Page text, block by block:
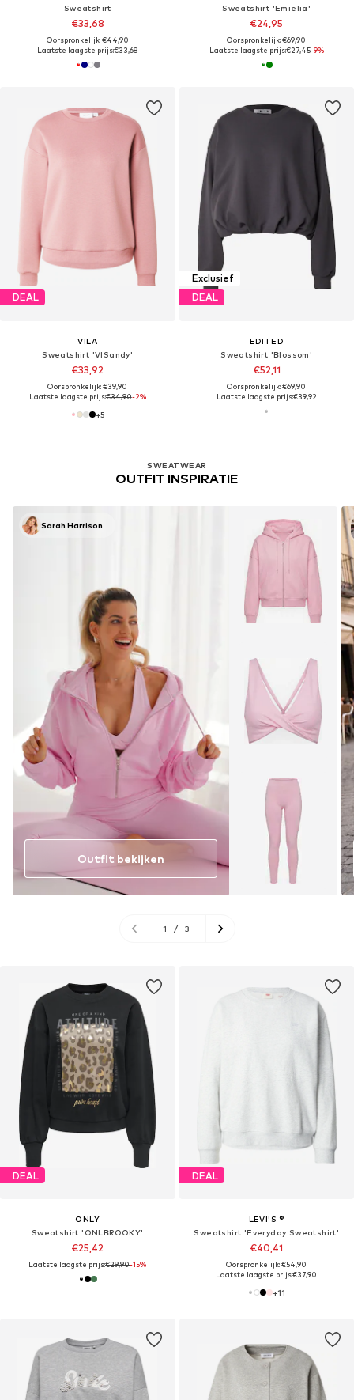
Sweatshirt
€33,68
Oorspronkelijk: €44,90
Laatste laagste prijs:€33,68
Sweatshirt 'Emielia'
€24,95
Oorspronkelijk: €69,90
Laatste laagste prijs:€27,45-9%
DEAL
VILA
Sweatshirt 'VISandy'
€33,92
Oorspronkelijk: €39,90
Laatste laagste prijs:€34,90-2%
+5
Exclusief
DEAL
EDITED
Sweatshirt 'Blossom'
€52,11
Oorspronkelijk: €69,90
Laatste laagste prijs:€39,92
SWEATWEAR
OUTFIT INSPIRATIE
Sarah Harrison
Outfit bekijken
1 / 3
DEAL
ONLY
Sweatshirt 'ONLBROOKY'
€25,42
Laatste laagste prijs:€29,90-15%
DEAL
LEVI'S ®
Sweatshirt 'Everyday Sweatshirt'
€40,41
Oorspronkelijk: €54,90
Laatste laagste prijs:€37,90
+11